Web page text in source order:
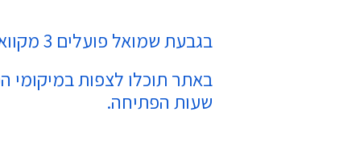
בגבעת שמואל פועלים 3 מקוואות נשים.
באתר תוכלו לצפות במיקומי
שעות הפתיחה.